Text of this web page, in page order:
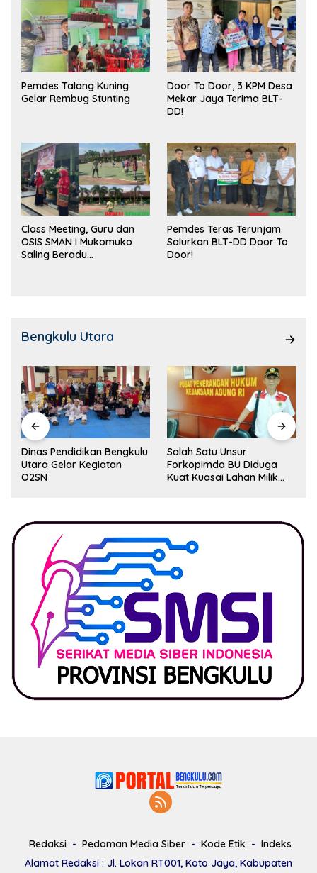
Pasar
Pemdes Talang Kuning
Gelar Rembug Stunting
Door To Door, 3 KPM Desa
Mekar Jaya Terima BLT-
DD!
Class Meeting, Guru dan
OSIS SMAN I Mukomuko
Saling Beradu
Pemdes Teras Terunjam
Salurkan BLT-DD Door To
Door!
Bengkulu Utara
Dinas Pendidikan Bengkulu
Utara Gelar Kegiatan
O2SN
Salah Satu Unsur
Forkopimda BU Diduga
Kuat Kuasai Lahan Milik
Redaksi Pedoman Media Siber Kode Etik
Indeks
Alamat Redaksi : Jl. Lokan RT001, Koto Jaya, Kabupaten